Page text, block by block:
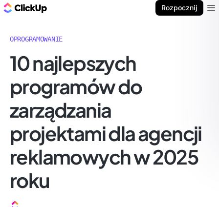
Rozpocznij
OPROGRAMOWANIE
10 najlepszych
programów do
zarządzania
projektami dla agencji
reklamowych w 2025
roku